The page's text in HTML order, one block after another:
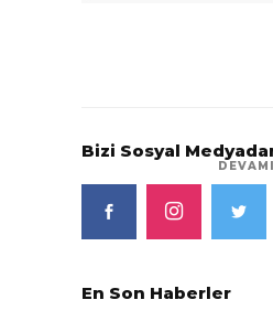
DEVAMI
Bizi Sosyal
En Son Haberler